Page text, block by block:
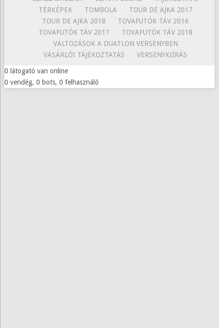
TÉRKÉPEK
TOMBOLA
TOUR DE AJKA 2017
TOUR DE AJKA 2018
TOVAFUTÓK TÁV 2016
TOVAFUTÓK TÁV 2017
TOVAFUTÓK TÁV 2018
VÁLTOZÁSOK A DUATLON VERSENYBEN
VÁSÁRLÓI TÁJÉKOZTATÁS
VERSENYKIÍRÁS
0 látogató van online
0 vendég, 0 bots, 0 felhasználó